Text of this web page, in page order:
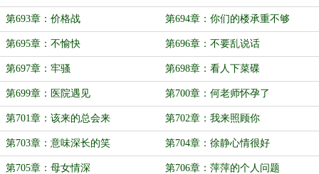
第693章：价格战 第694章：你们的楼承重不够
第695章：不愉快 第696章：不要乱说话
第697章：牢骚 第698章：看人下菜碟
第699章：医院遇见 第700章：何老师怀孕了
第701章：该来的总会来 第702章：我来照顾你
第703章：意味深长的笑 第704章：徐静心情很好
第705章：母女情深 第706章：萍萍的个人问题